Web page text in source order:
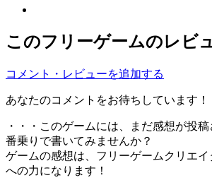
このフリーゲームのレビ
コメント・レビューを追加する
あなたのコメントをお待ちしています！
・・・このゲームには、まだ感想が投
番乗りで書いてみませんか？
ゲームの感想は、フリーゲームクリエ
への力になります！